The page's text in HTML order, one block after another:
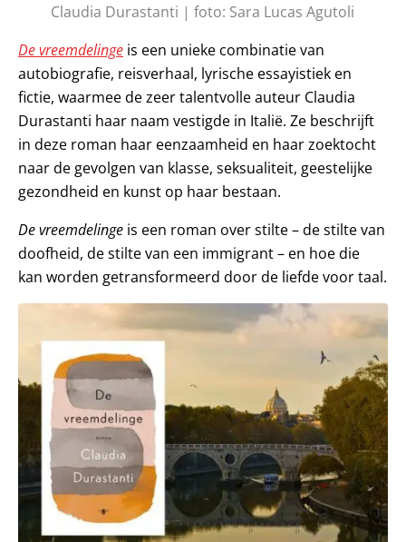
Claudia Durastanti | foto: Sara Lucas Agutoli
De vreemdelinge is een unieke combinatie van
autobiografie, reisverhaal, lyrische essayistiek en
fictie, waarmee de zeer talentvolle auteur Claudia
Durastanti haar naam vestigde in Italië. Ze beschrijft
in deze roman haar eenzaamheid en haar zoektocht
naar de gevolgen van klasse, seksualiteit, geestelijke
gezondheid en kunst op haar bestaan.
De vreemdelinge is een roman over stilte – de stilte van
doofheid, de stilte van een immigrant – en hoe die
kan worden getransformeerd door de liefde voor taal.